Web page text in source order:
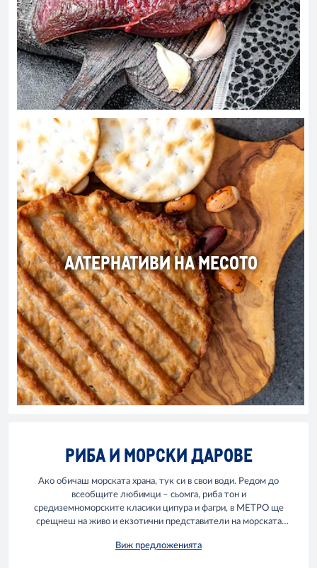
АЛТЕРНАТИВИ НА МЕСОТО
РИБА И МОРСКИ ДАРОВЕ
Ако обичаш морската храна, тук си в свои води. Редом до
всеобщите любимци – сьомга, риба тон и
средиземноморските класики ципура и фагри, в МЕТРО ще
срещнеш на живо и екзотични представители на морската
природонаучните канали.
Виж предложенията